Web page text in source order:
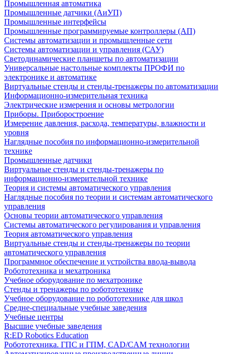
Промышленная автоматика
Промышленные датчики (АиУП)
Промышленные интерфейсы
Промышленные программируемые контроллеры (АП)
Системы автоматизации и промышленные сети
Системы автоматизации и управления (САУ)
Светодинамические планшеты по автоматизации
Универсальные настольные комплекты ПРОФИ по
электронике и автоматике
Виртуальные стенды и стенды-тренажеры по автоматизации
Информационно-измерительная техника
Электрические измерения и основы метрологии
Приборы. Приборостроение
Измерение давления, расхода, температуры, влажности и
уровня
Наглядные пособия по информационно-измерительной
технике
Промышленные датчики
Виртуальные стенды и стенды-тренажеры по
информационно-измерительной технике
Теория и системы автоматического управления
Наглядные пособия по теории и системам автоматического
управления
Основы теории автоматического управления
Системы автоматического регулирования и управления
Теория автоматического управления
Виртуальные стенды и стенды-тренажеры по теории
автоматического управления
Программное обеспечение и устройства ввода-вывода
Робототехника и мехатроника
Учебное оборудование по мехатронике
Стенды и тренажеры по робототехнике
Учебное оборудование по робототехнике для школ
Средне-специальные учебные заведения
Учебные центры
Высшие учебные заведения
R:ED Robotics Education
Робототехника. ГПС и ГПМ, CAD/CAM технологии